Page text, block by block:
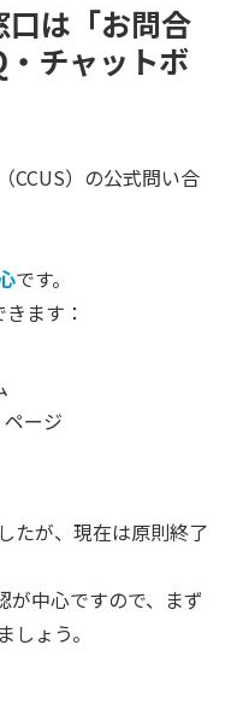
は「お問合
チャットボ
CCUS）の公式問い合
です。
ます：
ージ
たが、現在は原則終了
が中心ですので、まず
ょう。